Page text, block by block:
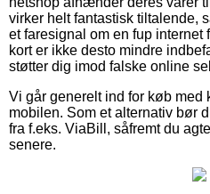
virker helt fantastisk tiltalende,
et faresignal om en fup internet
kort er ikke desto mindre
støtter dig imod falske online
Vi går generelt ind for køb med
mobilen. Som et alternativ bør
fra f.eks. ViaBill, såfremt du
senere.